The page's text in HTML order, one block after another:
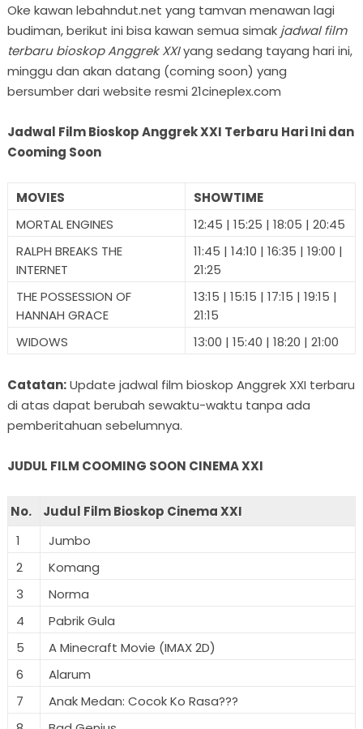
Oke kawan lebahndut.net yang tamvan menawan lagi
budiman, berikut ini bisa kawan semua simak jadwal film
terbaru bioskop Anggrek XXIyang sedang tayang hari ini,
minggu dan akan datang (coming soon) yang
bersumber dari website resmi 21cineplex.com
Jadwal Film Bioskop Anggrek XXI Terbaru Hari Ini dan
Cooming Soon
MOVIES
SHOWTIME
MORTAL ENGINES
12:45 | 15:25 | 18:05 | 20:45
RALPH BREAKS THE
INTERNET
11:45 | 14:10 | 16:35 | 19:00 |
21:25
THE POSSESSION OF
HANNAH GRACE
13:15 | 15:15 | 17:15 | 19:15 |
21:15
WIDOWS
13:00 | 15:40 | 18:20 | 21:00
Catatan:Update jadwal film bioskop Anggrek XXI terbaru
di atas dapat berubah sewaktu-waktu tanpa ada
pemberitahuan sebelumnya.
JUDUL FILM COOMING SOON CINEMA XXI
No.
Judul Film Bioskop Cinema XXI
1
Jumbo
2
Komang
3
Norma
4
Pabrik Gula
5
A Minecraft Movie (IMAX 2D)
6
Alarum
7
Anak Medan: Cocok Ko Rasa???